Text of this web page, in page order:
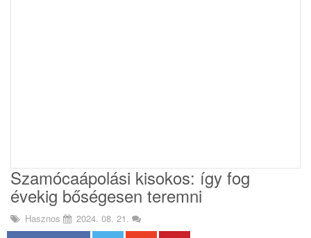
Szamócaápolási kisokos: így fog
évekig bőségesen teremni
Hasznos 2024. 08. 21.